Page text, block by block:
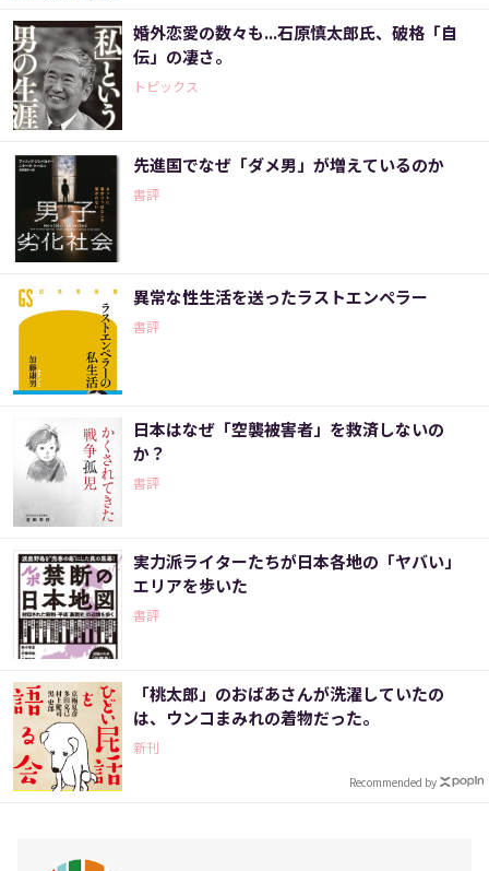
婚外恋愛の数々も...石原慎太郎氏、破格「自
伝」の凄さ。
トピックス
先進国でなぜ「ダメ男」が増えているのか
書評
異常な性生活を送ったラストエンペラー
書評
日本はなぜ「空襲被害者」を救済しないの
か？
書評
実力派ライターたちが日本各地の「ヤバい」
エリアを歩いた
書評
「桃太郎」のおばあさんが洗濯していたの
は、ウンコまみれの着物だった。
新刊
Recommended by